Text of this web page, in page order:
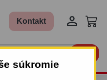
súkromie
Kontakt 